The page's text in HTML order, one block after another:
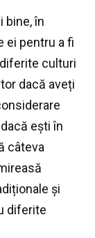
bine, în
ei pentru a fi
culturi
dacă aveți
ești în
câteva
și
diferite